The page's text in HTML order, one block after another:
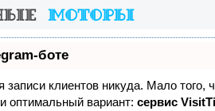
боте
клиентов никуда. Мало
оптимальный вариант: сервис